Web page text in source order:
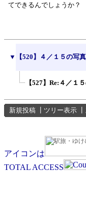
てできるんでしょうか？
▼ 【520】４／１５の写真
【527】Re:４／１
新規投稿 ツリー表示
アイコンは
TOTAL ACCESS